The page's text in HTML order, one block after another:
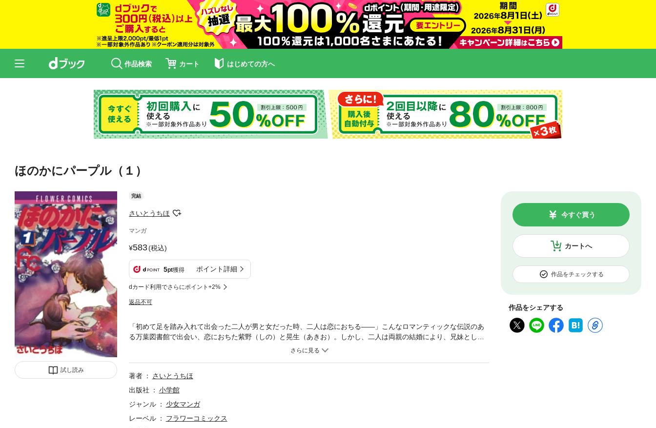
作品検索 カート はじめての方へ
ほのかにパープル（１）
試し読み
完結
さいとうちほ
マンガ
583(税込)
5pt獲得 ポイント詳細
dカード利用でさらにポイント+2%
返品不可
カートへ
今すぐ買う
作品をチェックする
作品をシェアする
「初めて足を踏み入れて出会った二人が男と女だった時、二人は恋におちる――」こんなロマンティックな伝説のあ
る万葉図書館で出会い、恋におちた紫野（しの）と晃生（あきお）。しかし、二人は両親の結婚により、兄妹として
同居することになってしまう…。京都を舞台に、許されない愛をつらぬく二人の姿を描いたラブロマンス！
著者
さいとうちほ
出版社
小学館
ジャンル
少女マンガ
レーベル
フラワーコミックス